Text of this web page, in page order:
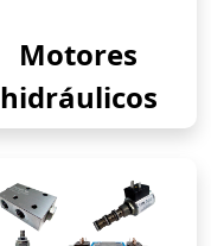
Motores
hidráulicos